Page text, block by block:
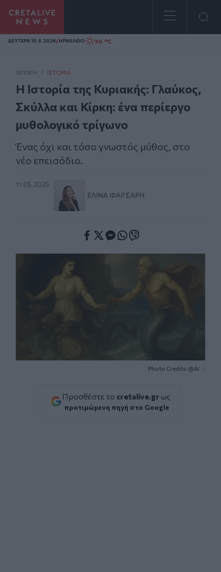
Homepage
ΔΕΥΤΕΡΑ 10.8.2026/ΗΡΑΚΛΕΙΟ 30 °C
ΑΡΧΙΚΗ / ΙΣΤΟΡΊΑ
Η Ιστορία της Κυριακής: Γλαύκος,
Σκύλλα και Κίρκη: ένα περίεργο
μυθολογικό τρίγωνο
Ένας όχι και τόσο γνωστός μύθος, στο
νέο επεισόδιο.
11.05.2025
ΕΛΊΝΑ ΦΑΡΣΆΡΗ
Photo Credits: @AI
Προσθέστε το cretalive.gr ως
προτιμώμενη πηγή στο Google